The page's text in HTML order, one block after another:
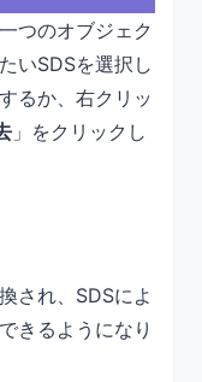
つのオブジェク
いSDSを選択し
るか、右クリッ
」をクリックし
され、SDSによ
きるようになり